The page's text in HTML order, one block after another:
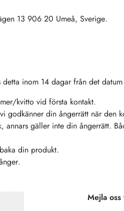
13 906 20 Umeå, Sverige.
inom 14 dagar från det
kvitto vid första kontakt.
godkänner din ångerrätt när den
annars gäller inte din ångerrätt.
din produkt.
Mejla